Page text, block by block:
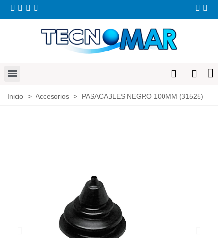
Inicio > Accesorios > PASACABLES NEGRO 100MM (31525)